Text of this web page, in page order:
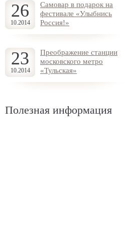
26
10.2014
Самовар в подарок на
фестивале «Улыбнись
Россия!»
23
10.2014
Преображение станции
московского метро
«Тульская»
Полезная информация